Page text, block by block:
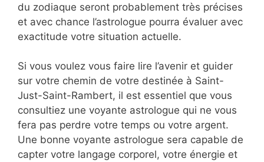
du zodiaque seront probablement très précises
et avec chance l’astrologue pourra évaluer avec
exactitude votre situation actuelle.
Si vous voulez vous faire lire l’avenir et guider
sur votre chemin de votre destinée à Saint-
Just-Saint-Rambert, il est essentiel que vous
consultiez une voyante astrologue qui ne vous
fera pas perdre votre temps ou votre argent.
Une bonne voyante astrologue sera capable de
capter votre langage corporel, votre énergie et